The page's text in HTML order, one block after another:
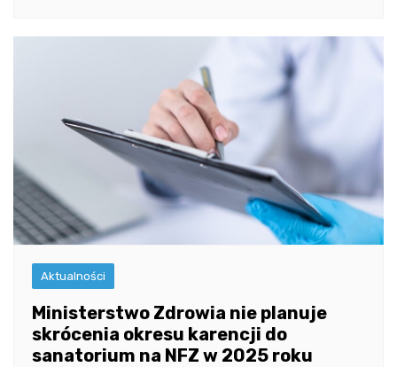
Aktualności
Ministerstwo Zdrowia nie planuje
skrócenia okresu karencji do
sanatorium na NFZ w 2025 roku